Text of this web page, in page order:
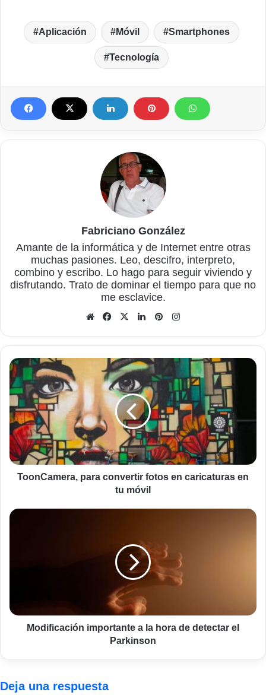
Aplicación Móvil Smartphones
Tecnología
Fabriciano González
Amante de la informática y de Internet entre otras
muchas pasiones. Leo, descifro, interpreto,
combino y escribo. Lo hago para seguir viviendo y
disfrutando. Trato de dominar el tiempo para que no
me esclavice.
Sitio
Facebook
X LinkedInPinterest
ToonCamera,
para
convertir
fotos
en
caricaturas
en
tu
móvil
ToonCamera, para convertir fotos en caricaturas en
tu móvil
Modificación
Parkinson
Modificación importante a la hora de detectar el
Parkinson
Deja una respuesta